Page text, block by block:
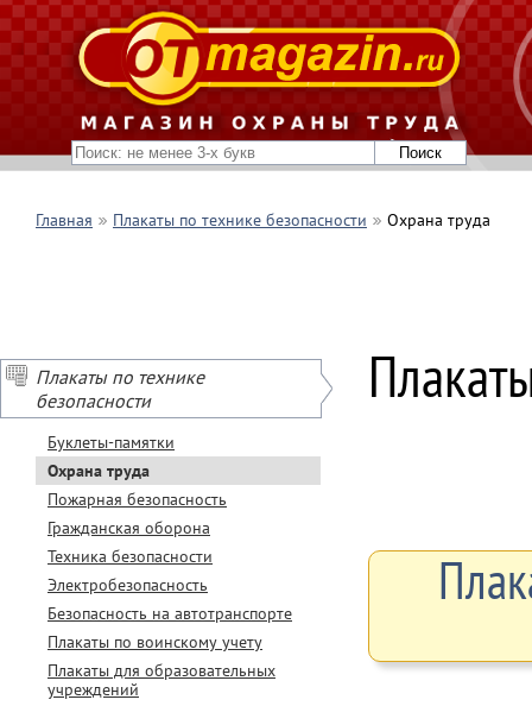
Главная Плакаты по технике безопасности Охрана труда
Плакаты по технике
безопасности
Буклеты-памятки
Охрана труда
Пожарная безопасность
Гражданская оборона
Техника безопасности
Электробезопасность
Безопасность на автотранспорте
Плакаты по воинскому учету
Плакаты для образовательных
учреждений